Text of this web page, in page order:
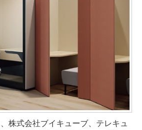
株式会社ブイキューブ、テレキュ